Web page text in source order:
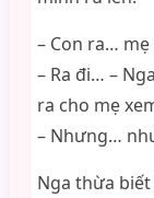
– Con ra…
– Ra đi… –
ra cho mẹ
– Nhưng…
Nga thừa